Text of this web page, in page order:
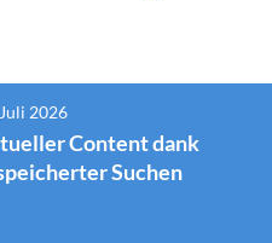
2026
Content dank
Suchen